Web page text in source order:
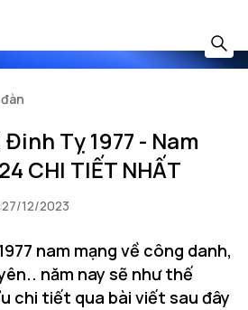
Tỵ 1977 - Nam
CHI TIẾT NHẤT
27/12/2023
nam mạng về công danh,
năm nay sẽ như thế
chi tiết qua bài viết sau đây